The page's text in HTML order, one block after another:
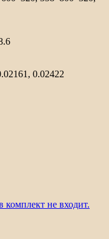
0.02422
не входит.